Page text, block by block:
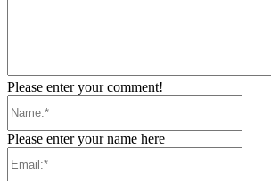
Please enter your comment!
Please enter your name here